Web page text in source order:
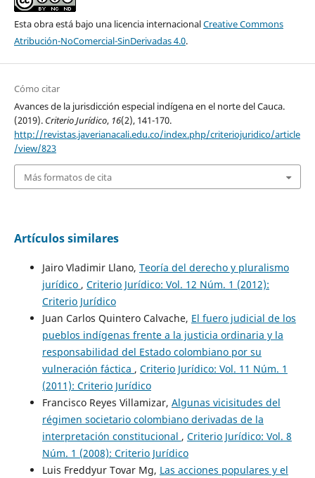
Esta obra está bajo una licencia internacionalCreative Commons
Atribución-NoComercial-SinDerivadas 4.0.
Cómo citar
Avances de la jurisdicción especial indígena en el norte del Cauca.
(2019). Criterio Jurídico, 16(2), 141-170.
http://revistas.javerianacali.edu.co/index.php/criteriojuridico/article
/view/823
Más formatos de cita
Artículos similares
Jairo Vladimir Llano, Teoría del derecho y pluralismo
jurídico , Criterio Jurídico: Vol. 12 Núm. 1 (2012):
Criterio Jurídico
Juan Carlos Quintero Calvache, El fuero judicial de los
pueblos indígenas frente a la justicia ordinaria y la
responsabilidad del Estado colombiano por su
vulneración fáctica , Criterio Jurídico: Vol. 11 Núm. 1
(2011): Criterio Jurídico
Francisco Reyes Villamizar, Algunas vicisitudes del
régimen societario colombiano derivadas de la
interpretación constitucional , Criterio Jurídico: Vol. 8
Núm. 1 (2008): Criterio Jurídico
Luis Freddyur Tovar Mg, Las acciones populares y el